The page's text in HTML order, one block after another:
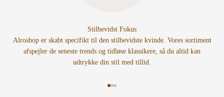
Stilbevidst Fokus
Alroshop er skabt specifikt til den stilbevidste kvinde. Vores sortiment
afspejler de seneste trends og tidløse klassikere, så du altid kan
udtrykke din stil med tillid.